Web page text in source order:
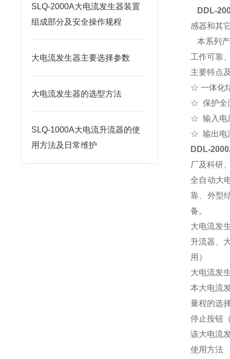
SLQ-2000A大电流发生器装置
组成部分及安全操作规程
大电流发生器主要选择参数
大电流发生器的选型方法
SLQ-1000A大电流升流器的使
用方法及日常维护
DDL-
感器和其
本系列
工作可靠
主要特点
☆ 一体化
☆ 保护全
☆ 输入电
☆ 输出电
DDL-
厂及科研
全自动大
靠、外型
备。
大电流发
升流器、
用）
大电流发
本大电流
量程的选
停止按钮
该大电流
使用方法